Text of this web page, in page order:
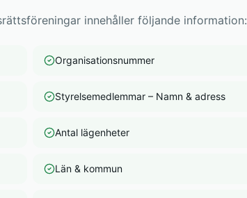
innehåller följande information:
Organisationsnummer
Styrelsemedlemmar – Namn & adress
Antal lägenheter
Län & kommun